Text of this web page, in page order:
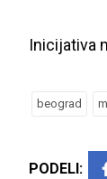
Inicijativa
beograd
PODELI: